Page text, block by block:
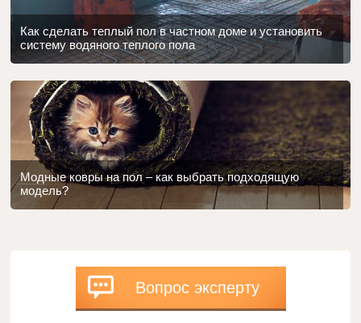
Как сделать теплый пол в частном доме и установить
систему водяного теплого пола
Модные ковры на пол – как выбрать подходящую
модель?
Вопрос эксперту